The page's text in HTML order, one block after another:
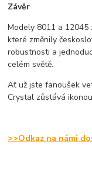
Závěr
Modely 8011 a
které změnily
robustnosti a
celém světě.
Ať už jste fanoušek
Crystal zůstává
>>Odkaz na námi